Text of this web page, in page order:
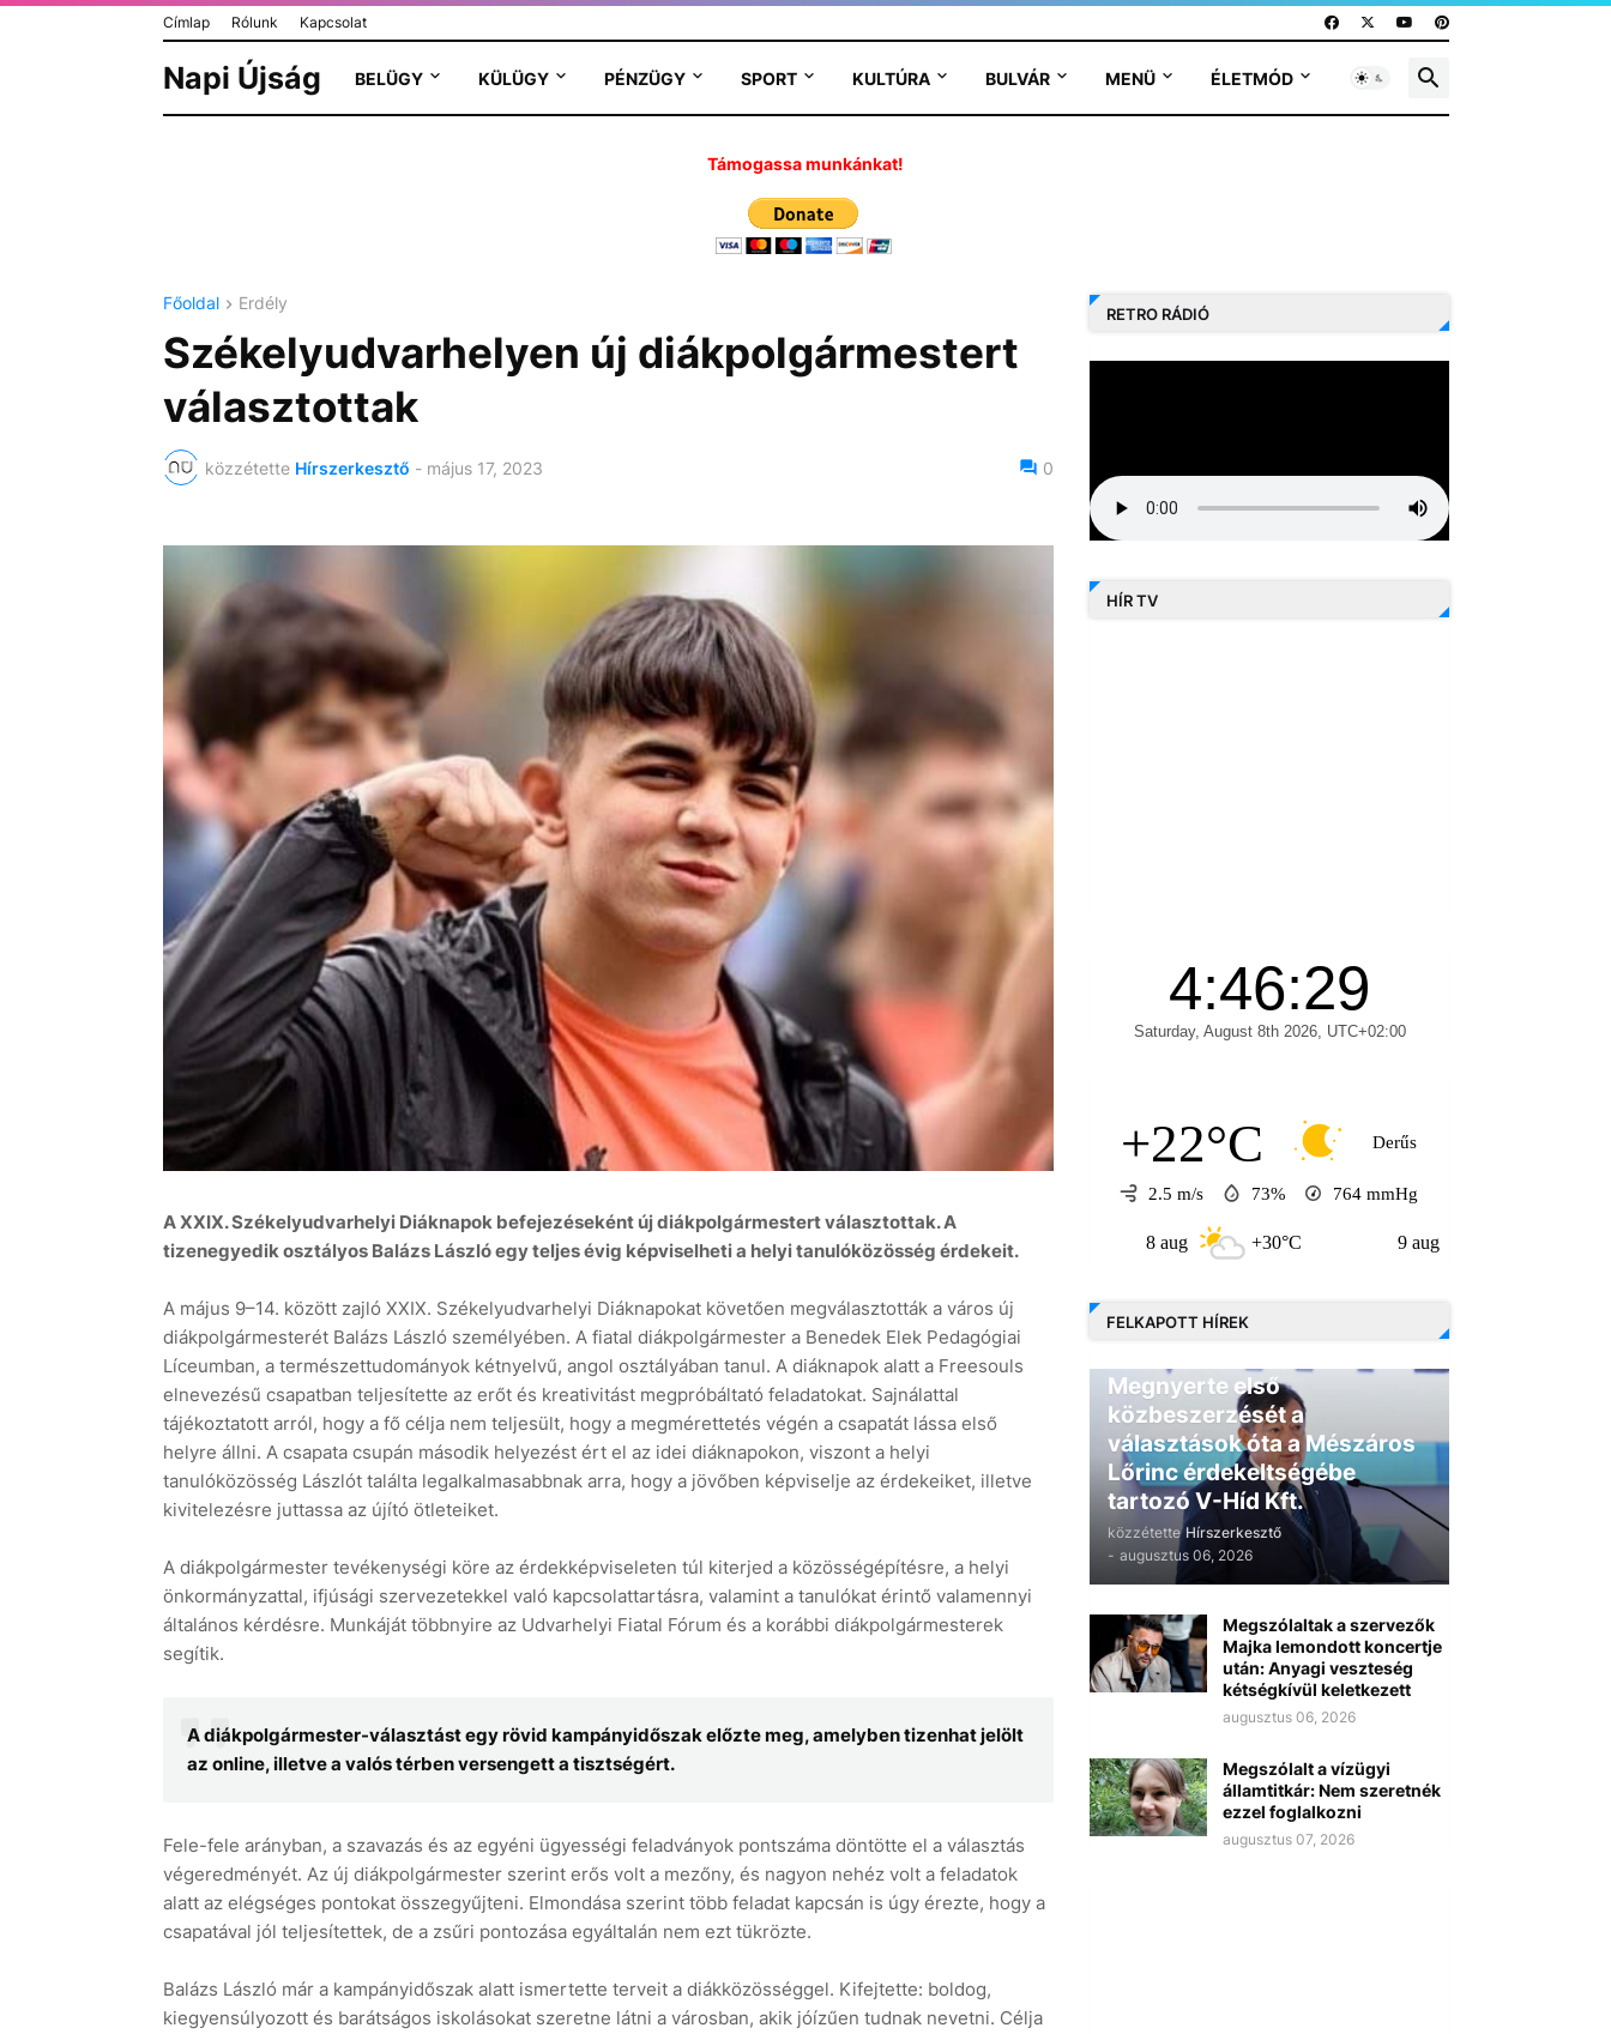
Címlap Rólunk Kapcsolat
Napi Újság BELÜGY KÜLÜGY PÉNZÜGY SPORT KULTÚRA BULVÁR MENÜ ÉLETMÓD
Támogassa munkánkat!
Főoldal Erdély
Székelyudvarhelyen új diákpolgármestert
választottak
közzétette Hírszerkesztő - május 17, 2023 0
A XXIX. Székelyudvarhelyi Diáknapok befejezéseként új diákpolgármestert választottak. A
tizenegyedik osztályos Balázs László egy teljes évig képviselheti a helyi tanulóközösség érdekeit.
A május 9–14. között zajló XXIX. Székelyudvarhelyi Diáknapokat követően megválasztották a város új
diákpolgármesterét Balázs László személyében. A fiatal diákpolgármester a Benedek Elek Pedagógiai
Líceumban, a természettudományok kétnyelvű, angol osztályában tanul. A diáknapok alatt a Freesouls
elnevezésű csapatban teljesítette az erőt és kreativitást megpróbáltató feladatokat. Sajnálattal
tájékoztatott arról, hogy a fő célja nem teljesült, hogy a megmérettetés végén a csapatát lássa első
helyre állni. A csapata csupán második helyezést ért el az idei diáknapokon, viszont a helyi
tanulóközösség Lászlót találta legalkalmasabbnak arra, hogy a jövőben képviselje az érdekeiket, illetve
kivitelezésre juttassa az újító ötleteiket.
A diákpolgármester tevékenységi köre az érdekképviseleten túl kiterjed a közösségépítésre, a helyi
önkormányzattal, ifjúsági szervezetekkel való kapcsolattartásra, valamint a tanulókat érintő valamennyi
általános kérdésre. Munkáját többnyire az Udvarhelyi Fiatal Fórum és a korábbi diákpolgármesterek
segítik.
A diákpolgármester-választást egy rövid kampányidőszak előzte meg, amelyben tizenhat jelölt
az online, illetve a valós térben versengett a tisztségért.
Fele-fele arányban, a szavazás és az egyéni ügyességi feladványok pontszáma döntötte el a választás
végeredményét. Az új diákpolgármester szerint erős volt a mezőny, és nagyon nehéz volt a feladatok
alatt az elégséges pontokat összegyűjteni. Elmondása szerint több feladat kapcsán is úgy érezte, hogy a
csapatával jól teljesítettek, de a zsűri pontozása egyáltalán nem ezt tükrözte.
Balázs László már a kampányidőszak alatt ismertette terveit a diákközösséggel. Kifejtette: boldog,
kiegyensúlyozott és barátságos iskolásokat szeretne látni a városban, akik jóízűen tudnak nevetni. Célja
RETRO RÁDIÓ
HÍR TV
+22°C Derűs
2.5 m/s 73% 764 mmHg
+30°C +30°C
FELKAPOTT HÍREK
Megnyerte első
közbeszerzését a
választások óta a Mészáros
Lőrinc érdekeltségébe
tartozó V-Híd Kft.
közzétette Hírszerkesztő
- augusztus 06, 2026
Megszólaltak a szervezők
Majka lemondott koncertje
után: Anyagi veszteség
kétségkívül keletkezett
augusztus 06, 2026
Megszólalt a vízügyi
államtitkár: Nem szeretnék
ezzel foglalkozni
augusztus 07, 2026